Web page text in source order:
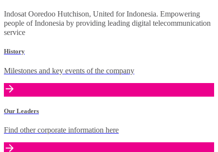
Indosat Ooredoo Hutchison, United for Indonesia. Empowering
people of Indonesia by providing leading digital telecommunication
service
History
Milestones and key events of the company
Our Leaders
Find other corporate information here